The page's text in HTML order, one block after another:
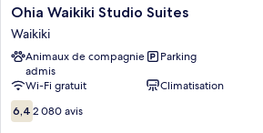
Ohia
Waikiki
Studio
Suites
Waikiki
Ohia Waikiki Studio Suites
Waikiki
Animaux de compagnie
admis
Parking
Wi-Fi gratuit
Climatisation
6.4
sur
6,4 2 080 avis